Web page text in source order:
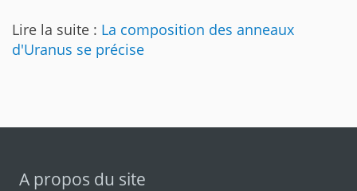
Lire la suite : La composition des anneaux
d'Uranus se précise
A propos du site